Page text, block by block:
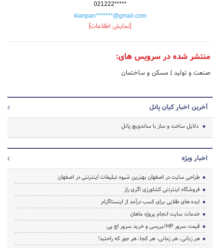
021222*****
kianpan*******@gmail.com
[نمایش اطلاعات]
منتشر شده در سرویس های:
صنعت و تولید | مسکن و ساختمان
آخرین اخبار کیان پانل
دلایل ساخت و ساز با ساندویچ پانل
اخبار ویژه
طراحی سایت در اصفهان بهترین شیوه تبلیغات اینترنتی در اصفهان
فروشگاه اینترنتی کشاورزی اگری راز
ایده های طلایی برای کسب درآمد از اینستاگرام
خدمات سایت انجام پروژه ماهان
قیمت سرور HP/بررسی و خرید سرور اچ پی
هر زبانی، هر زمانی، هر کجا، هر جور که راحتید!